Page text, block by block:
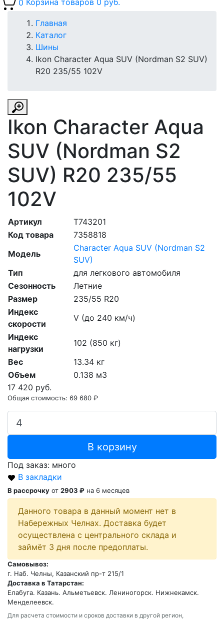
0 Корзина товаров 0 руб.
Главная
Каталог
Шины
Ikon Character Aqua SUV (Nordman S2 SUV)
R20 235/55 102V
Ikon Character Aqua
SUV (Nordman S2
SUV) R20 235/55
102V
Артикул
T743201
Код товара
7358818
Модель
Character Aqua SUV (Nordman S2
SUV)
Тип
для легкового автомобиля
Сезонность
Летние
Размер
235/55 R20
Индекс
скорости
V (до 240 км/ч)
Индекс
нагрузки
102 (850 кг)
Вес
13.34 кг
Объем
0.138 м3
17 420 руб.
Общая стоимость: 69 680 ₽
В корзину
Под заказ: много
В закладки
В рассрочку от 2903 ₽ на 6 месяцев
Данного товара в данный момент нет в
Набережных Челнах. Доставка будет
осуществлена с центрального склада и
займёт 3 дня после предоплаты.
Самовывоз:
г. Наб. Челны, Казанский пр-т 215/1
Доставка в Татарстан:
Елабуга. Казань. Альметьевск. Лениногорск. Нижнекамск.
Менделеевск.
Для расчета стоимости и сроков доставки в другой регион,